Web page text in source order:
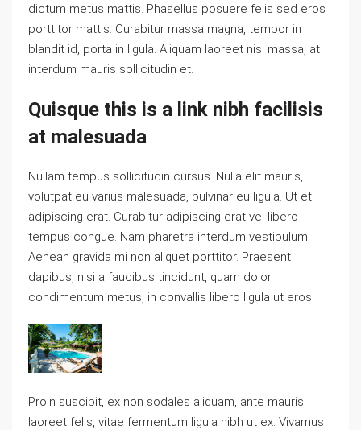
dictum metus mattis. Phasellus posuere felis sed eros
porttitor mattis. Curabitur massa magna, tempor in
blandit id, porta in ligula. Aliquam laoreet nisl massa, at
interdum mauris sollicitudin et.
Quisque this is a link nibh facilisis
at malesuada
Nullam tempus sollicitudin cursus. Nulla elit mauris,
volutpat eu varius malesuada, pulvinar eu ligula. Ut et
adipiscing erat. Curabitur adipiscing erat vel libero
tempus congue. Nam pharetra interdum vestibulum.
Aenean gravida mi non aliquet porttitor. Praesent
dapibus, nisi a faucibus tincidunt, quam dolor
condimentum metus, in convallis libero ligula ut eros.
Proin suscipit, ex non sodales aliquam, ante mauris
laoreet felis, vitae fermentum ligula nibh ut ex. Vivamus